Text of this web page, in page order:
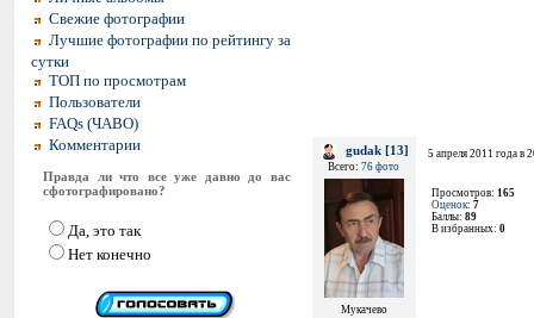
Свежие фотографии
Лучшие фотографии по рейтингу за
сутки
ТОП по просмотрам
Пользователи
FAQs (ЧАВО)
Комментарии
Правда ли что все уже давно до вас
сфотографировано?
Да, это так
Нет конечно
gudak [13]
Всего:76 фото
Мукачево
5 апреля 2011 года в
Просмотров: 165
Оценок: 7
Баллы: 89
В избранных: 0